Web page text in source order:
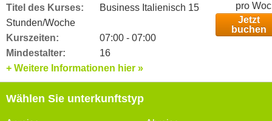
Titel des Kurses:
Business Italienisch 15
Stunden/Woche
Kurszeiten:
07:00 - 07:00
Mindestalter:
16
pro
Jetzt
buchen
+ Weitere Informationen hier »
Wählen Sie unterkunftstyp